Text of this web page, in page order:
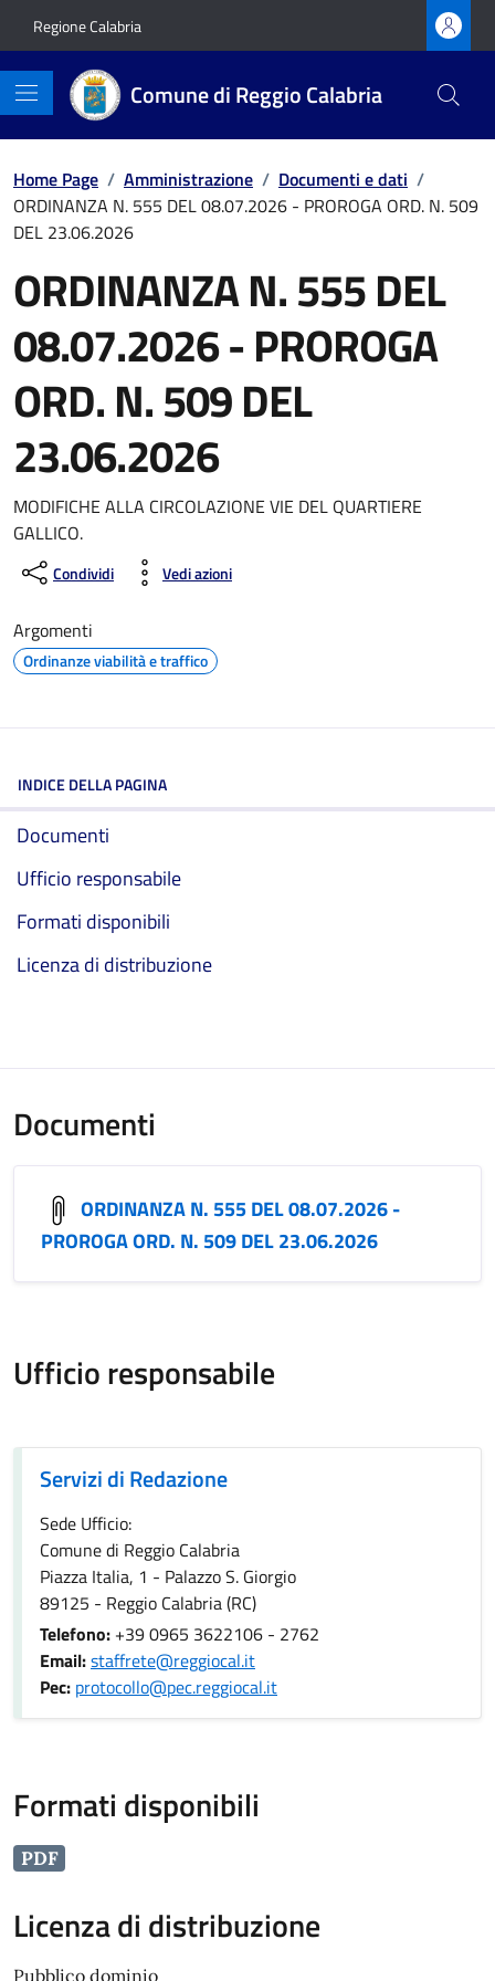
Regione Calabria
Comune di Reggio Calabria
Home Page / Amministrazione / Documenti e dati /
ORDINANZA N. 555 DEL 08.07.2026 - PROROGA ORD. N. 509
DEL 23.06.2026
ORDINANZA N. 555 DEL
08.07.2026 - PROROGA
ORD. N. 509 DEL
23.06.2026
MODIFICHE ALLA CIRCOLAZIONE VIE DEL QUARTIERE
GALLICO.
Condividi Vedi azioni
Argomenti
Ordinanze viabilità e traffico
INDICE DELLA PAGINA
Documenti
Ufficio responsabile
Formati disponibili
Licenza di distribuzione
Documenti
ORDINANZA N. 555 DEL 08.07.2026 -
PROROGA ORD. N. 509 DEL 23.06.2026
Ufficio responsabile
Servizi di Redazione
Sede Ufficio:
Comune di Reggio Calabria
Piazza Italia, 1 - Palazzo S. Giorgio
89125 - Reggio Calabria (RC)
Telefono: +39 0965 3622106 - 2762
Email:staffrete@reggiocal.it
Pec: protocollo@pec.reggiocal.it
Formati disponibili
PDF
Licenza di distribuzione
Pubblico dominio